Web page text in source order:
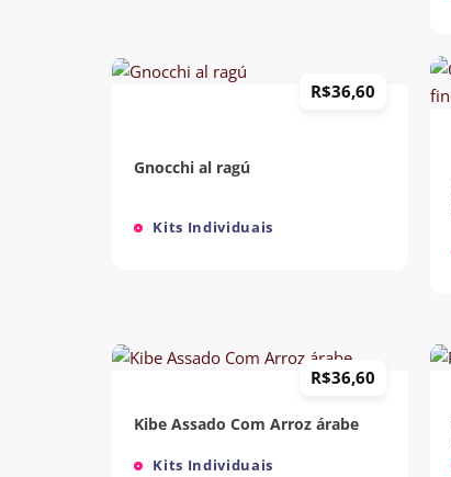
+
Kits Individuais
Gnocchi al ragú
R$36,60
+
Kits Individuais
Kibe Assado Com Arroz árabe
R$36,60